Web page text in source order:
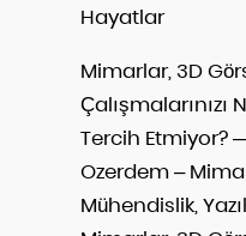
Hayatlar
Mimarlar, 3D
Çalışmalarınızı
Tercih Etmiyor?
Ozerdem –
Mühendislik,